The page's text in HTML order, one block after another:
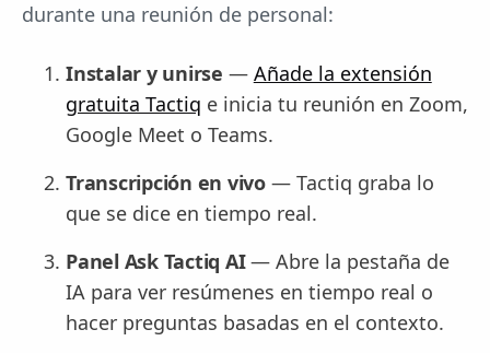
durante una reunión de personal:
Instalar y unirse — Añade la extensión
gratuita Tactiq e inicia tu reunión en Zoom,
Google Meet o Teams.
Transcripción en vivo— Tactiq graba lo
que se dice en tiempo real.
Panel Ask Tactiq AI— Abre la pestaña de
IA para ver resúmenes en tiempo real o
hacer preguntas basadas en el contexto.